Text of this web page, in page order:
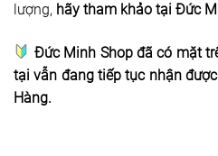
lượng, hãy tham khảo tại Đức
Đức Minh Shop đã có mặt
tại vẫn đang tiếp tục nhận
Hàng.